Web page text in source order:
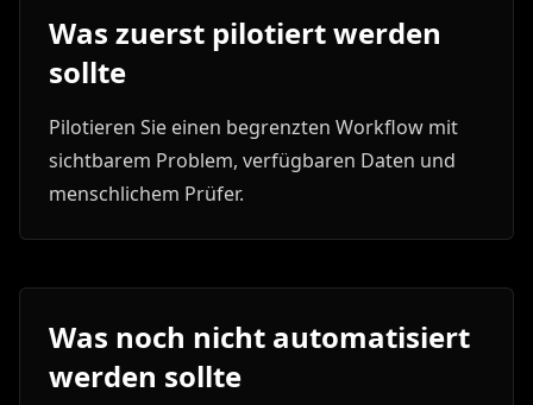
Was zuerst pilotiert werden
sollte
Pilotieren Sie einen begrenzten Workflow mit
sichtbarem Problem, verfügbaren Daten und
menschlichem Prüfer.
Was noch nicht automatisiert
werden sollte